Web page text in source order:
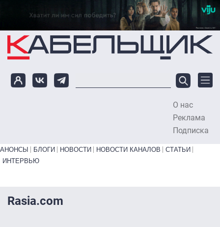
Перейти к основному содержанию
О нас
Реклама
Подписка
Primary links bottom
АНОНСЫ БЛОГИ НОВОСТИ НОВОСТИ КАНАЛОВ
СТАТЬИ
ИНТЕРВЬЮ
Rasia.com